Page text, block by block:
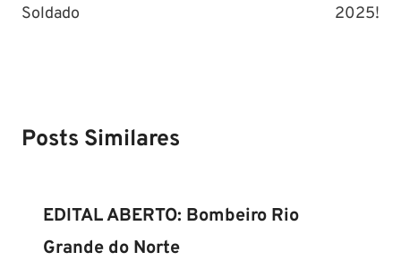
Soldado
2025!
Posts Similares
EDITAL ABERTO: Bombeiro Rio
Grande do Norte